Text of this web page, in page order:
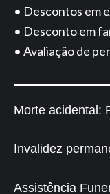
• Descontos em
• Desconto em
• Avaliação de
Morte acidental:
Invalidez
Assistência